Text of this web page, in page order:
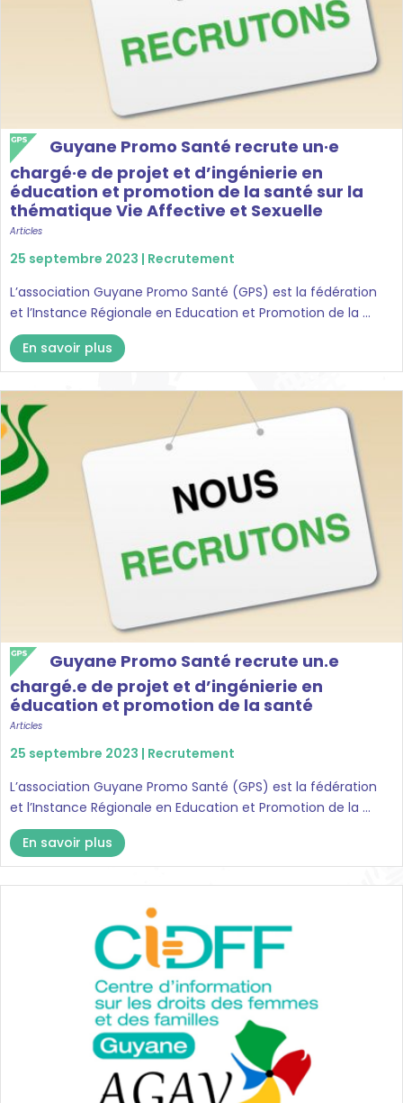
Guyane Promo Santé recrute un·e
chargé·e de projet et d’ingénierie en
éducation et promotion de la santé sur la
thématique Vie Affective et Sexuelle
Articles
25 septembre 2023 | Recrutement
L’association Guyane Promo Santé (GPS) est la fédération
et l’Instance Régionale en Education et Promotion de la ...
En savoir plus
Guyane Promo Santé recrute un.e
chargé.e de projet et d’ingénierie en
éducation et promotion de la santé
Articles
25 septembre 2023 | Recrutement
L’association Guyane Promo Santé (GPS) est la fédération
et l’Instance Régionale en Education et Promotion de la ...
En savoir plus